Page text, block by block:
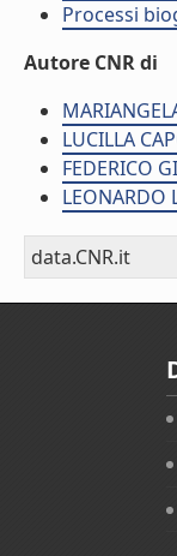
Processi
Autore CNR di
LUCILLA
FEDERICO
LEONARDO
data.CNR.it